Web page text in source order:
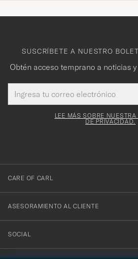
SUSCRÍBETE A NUESTRO
Obtén acceso temprano a noticias
de
correo
Este
es
¡Gracias
por
suscribirte
boletín!
LEE MÁS SOBRE NUESTRA
DE PRIVACIDAD.
CARE OF CARL
ASESORAMIENTO AL CLIENTE
SOCIAL